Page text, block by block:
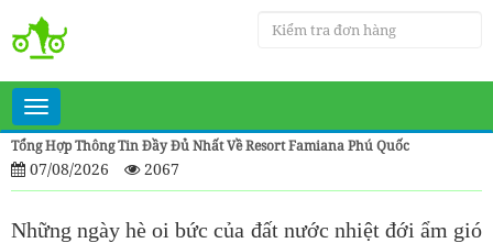
Toggle
navigation
Tổng Hợp Thông Tin Đầy Đủ Nhất Về Resort Famiana Phú Quốc
07/08/2026 2067
Những ngày hè oi bức của đất nước nhiệt đới ẩm gió